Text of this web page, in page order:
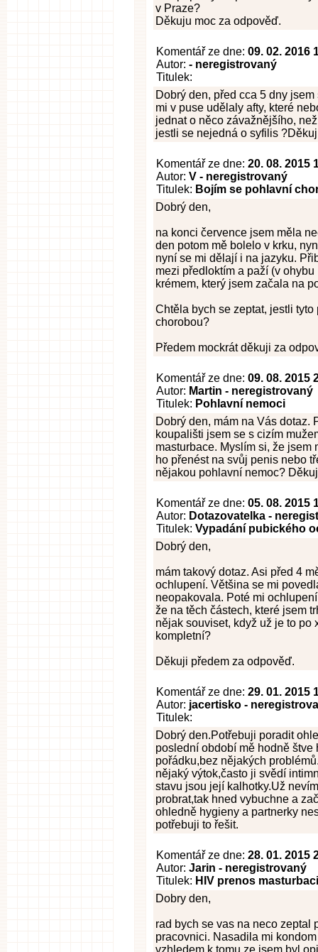
v Praze?
Děkuju moc za odpověď.
Komentář ze dne: 09. 02. 2016
Autor: - neregistrovaný
Titulek:
Dobrý den, před cca 5 dny
mi v puse udělaly afty, které
jednat o něco závažnějšího,
jestli se nejedná o syfilis
Komentář ze dne: 20. 08. 2015
Autor: V - neregistrovaný
Titulek: Bojím se pohlavní
Dobrý den,
na konci července jsem měla
den potom mě bolelo v krku,
nyní se mi dělají i na jazyku.
mezi předloktím a paží (v
krémem, který jsem začala na
Chtěla bych se zeptat, jestli
chorobou?
Předem mockrát děkuji za
Komentář ze dne: 09. 08. 2015
Autor: Martin - neregistrovaný
Titulek: Pohlavní nemoci
Dobrý den, mám na Vás dotaz.
koupališti jsem se s cizím
masturbace. Myslím si, že jsem
ho přenést na svůj penis nebo
nějakou pohlavní nemoc?
Komentář ze dne: 05. 08. 2015
Autor: Dotazovatelka -
Titulek: Vypadání pubického
Dobrý den,
mám takový dotaz. Asi před 4
ochlupení. Většina se mi
neopakovala. Poté mi
že na těch částech, které jsem
nějak souviset, když už je to po
kompletní?
Děkuji předem za odpověď.
Komentář ze dne: 29. 01. 2015
Autor: jacertisko -
Titulek:
Dobrý den.Potřebuji poradit
poslední období mě hodně
pořádku,bez nějakých
nějaký výtok,často ji svědí
stavu jsou její kalhotky.Už
probrat,tak hned vybuchne a
ohledně hygieny a partnerky
potřebuji to řešit.
Komentář ze dne: 28. 01. 2015
Autor: Jarin - neregistrovaný
Titulek: HIV prenos masturbaci
Dobry den,
rad bych se vas na neco zeptal
pracovnici. Nasadila mi
vzhledem k tomu ze jsem byl